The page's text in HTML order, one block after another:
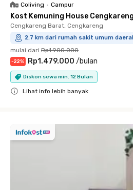
Coliving • Campur
Kost Kemuning House Cengkareng
Cengkareng Barat, Cengkareng
2.7 km dari rumah sakit umum
mulai dari Rp1.900.000
-22% Rp1.479.000 /bulan
Diskon sewa min. 12 Bulan
Lihat info lebih banyak